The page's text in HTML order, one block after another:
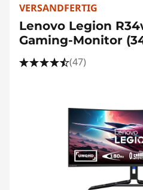
VERSANDFERTIG
Lenovo Legion
Gaming-Monitor
(47)